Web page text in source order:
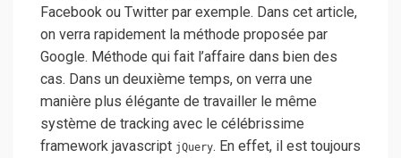
Facebook ou Twitter par exemple. Dans cet article,
on verra rapidement la méthode proposée par
Google. Méthode qui fait l’affaire dans bien des
cas. Dans un deuxième temps, on verra une
manière plus élégante de travailler le même
système de tracking avec le célébrissime
framework javascript jQuery. En effet, il est toujours